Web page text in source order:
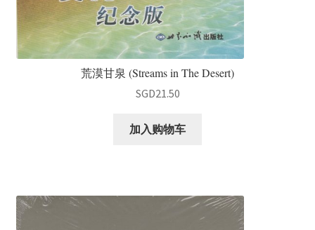
荒漠甘泉 (Streams in The Desert)
SGD21.50
加入购物车